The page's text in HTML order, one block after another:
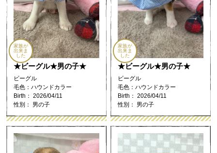
家族が
出来ま
した
★ビーグル★男の子★
ビーグル
毛色：ハウンドカラー
Birth： 2026/04/11
性別： 男の子
家族が
出来ま
した
★ビーグル★男の子★
ビーグル
毛色：ハウンドカラー
Birth： 2026/04/11
性別： 男の子